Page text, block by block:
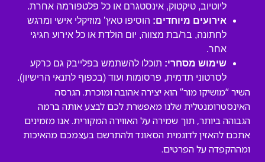
ליוטיוב, טיקטוק, אינסטגרם או כל פלטפורמה אחרת.
אירועים מיוחדים: הוסיפו טאץ’ מוזיקלי אישי ומרגש
לחתונה, בר/בת מצווה, יום הולדת או כל אירוע חגיגי
אחר.
שימוש מסחרי: תוכלו להשתמש בפלייבק גם כרקע
לסרטוני תדמית, פרסומות ועוד (בכפוף לתנאי הרישיון).
השיר “מושיקו מור” הוא יצירה אהובה ומוכרת. הגרסה
האינסטרומנטלית שלנו מאפשרת לכם לבצע אותה ברמה
הגבוהה ביותר, תוך שמירה על האווירה המקורית. אנו מזמינים
אתכם להאזין לדוגמית הסאונד ולהתרשם בעצמכם מהאיכות
ומההקפדה על הפרטים.